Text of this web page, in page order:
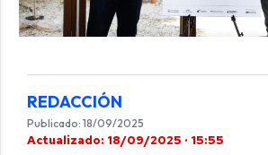
REDACCIÓN
Publicado: 18/09/2025
Actualizado: 18/09/2025 · 15:55